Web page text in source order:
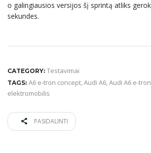
o galingiausios versijos šį sprintą atliks
sekundes.
CATEGORY: Testavimai
TAGS: A6 e-tron concept,Audi A6,Audi A6 e-
elektromobilis
PASIDALINTI